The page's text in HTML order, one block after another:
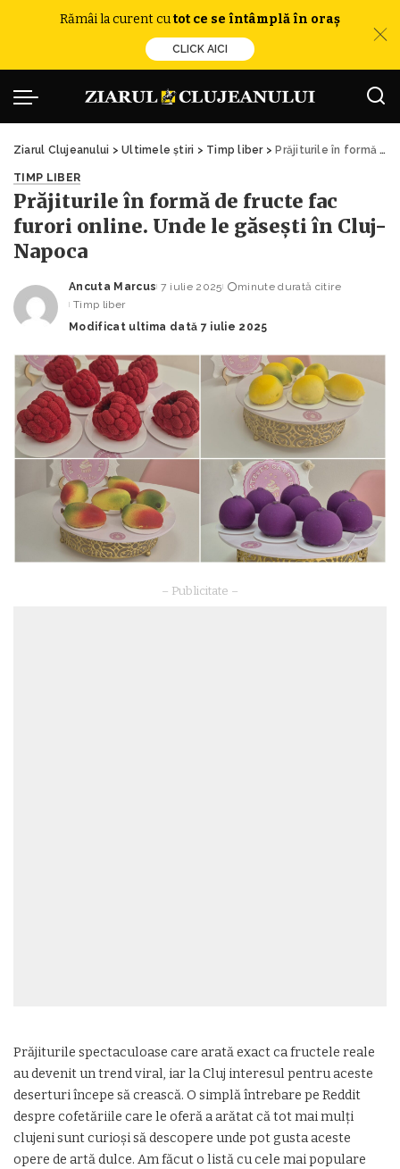
Rămâi la curent cutot ce se întâmplă în oraș
CLICK AICI
Ziarul Clujeanului >Ultimele știri > Timp liber> Prăjiturile în formă de fructe fac furori online. Unde le găsești în Cluj-Napoca
TIMP LIBER
Prăjiturile în formă de fructe fac
furori online. Unde le găsești în Cluj-
Napoca
Posted
by
Ancuta Marcus 7 iulie 2025
minute durată citire
Timp liber
Modificat ultima dată 7 iulie 2025
– Publicitate –
Prăjiturile spectaculoase care arată exact ca fructele reale
au devenit un trend viral, iar la Cluj interesul pentru aceste
deserturi începe să crească. O simplă întrebare pe Reddit
despre cofetăriile care le oferă a arătat că tot mai mulți
clujeni sunt curioși să descopere unde pot gusta aceste
opere de artă dulce. Am făcut o listă cu cele mai populare